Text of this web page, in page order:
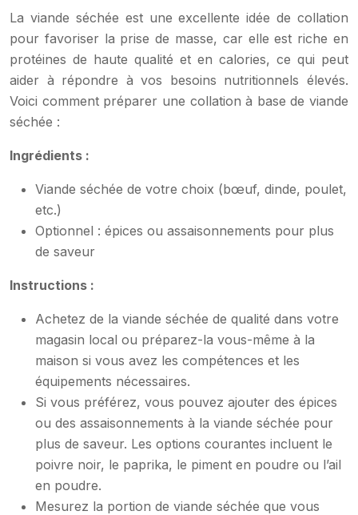
La viande séchée est une excellente idée de collation
pour favoriser la prise de masse, car elle est riche en
protéines de haute qualité et en calories, ce qui peut
aider à répondre à vos besoins nutritionnels élevés.
Voici comment préparer une collation à base de viande
séchée :
Ingrédients :
Viande séchée de votre choix (bœuf, dinde, poulet,
etc.)
Optionnel : épices ou assaisonnements pour plus
de saveur
Instructions :
Achetez de la viande séchée de qualité dans votre
magasin local ou préparez-la vous-même à la
maison si vous avez les compétences et les
équipements nécessaires.
Si vous préférez, vous pouvez ajouter des épices
ou des assaisonnements à la viande séchée pour
plus de saveur. Les options courantes incluent le
poivre noir, le paprika, le piment en poudre ou l’ail
en poudre.
Mesurez la portion de viande séchée que vous